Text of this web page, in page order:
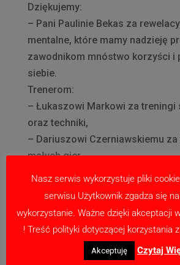
Dziękujemy:
– Pani Paulinie Bekas za
mentalne, które mamy nadzieję
zawodnikom mnóstwo korzyści i
siebie.
Trenerom:
– Łukaszowi Markowi za treningi
oraz techniki,
– Dariuszowi Czerniawskiemu
małych gier,
– Aleksandrowi Nowaczkowi za
motoryki i stabilizacji.
Nasz serwis wykorzystuje pliki
serwisu Użytkownik zgadza się
wykorzystanie. Ważne dzięki akceptacji
! Treść polityki dotyczącej korzystania
Akceptuję Czytaj